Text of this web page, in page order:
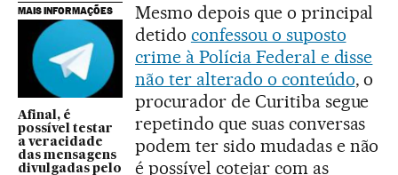
MAIS INFORMAÇÕES
Afinal, é
possível testar
a veracidade
das mensagens
divulgadas pelo
Mesmo depois que o principal
detido confessou o suposto
crime à Polícia Federal e disse
não ter alterado o conteúdo, o
procurador de Curitiba segue
repetindo que suas conversas
podem ter sido mudadas e não
é possível cotejar com as